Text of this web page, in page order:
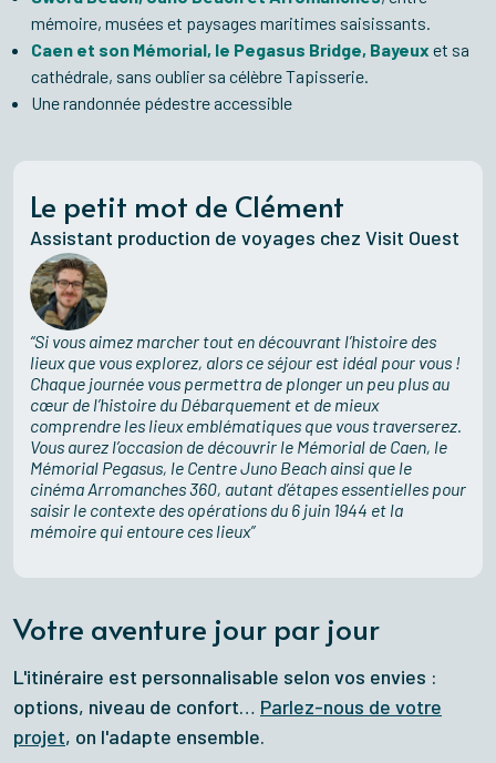
mémoire, musées et paysages maritimes saisissants.
Caen et son Mémorial, le Pegasus Bridge, Bayeux et sa
cathédrale, sans oublier sa célèbre Tapisserie.
Une randonnée pédestre accessible
Le petit mot de Clément
Assistant production de voyages chez Visit Ouest
Si vous aimez marcher tout en découvrant l’histoire des
lieux que vous explorez, alors ce séjour est idéal pour vous !
Chaque journée vous permettra de plonger un peu plus au
cœur de l’histoire du Débarquement et de mieux
comprendre les lieux emblématiques que vous traverserez.
Vous aurez l’occasion de découvrir le Mémorial de Caen, le
Mémorial Pegasus, le Centre Juno Beach ainsi que le
cinéma Arromanches 360, autant d’étapes essentielles pour
saisir le contexte des opérations du 6 juin 1944 et la
mémoire qui entoure ces lieux
Votre aventure jour par jour
L'itinéraire est personnalisable selon vos envies :
options, niveau de confort… Parlez-nous de votre
projet, on l'adapte ensemble.